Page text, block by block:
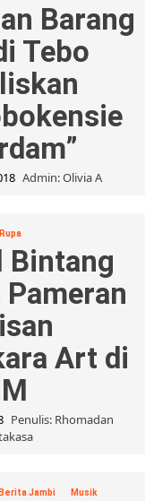
Barang
Tebo
Admin: Olivia A
Bintang
Pameran
Art di
Penulis: Rhomadan
Berita Jambi Musik